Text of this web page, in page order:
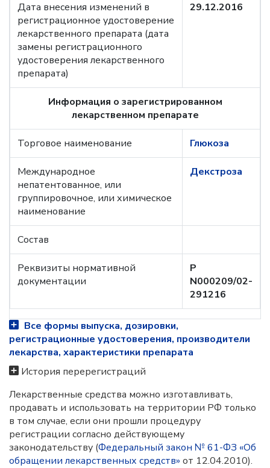
Дата внесения изменений в
регистрационное удостоверение
лекарственного препарата (дата
замены регистрационного
удостоверения лекарственного
препарата)
29.12.2016
Информация о зарегистрированном
лекарственном препарате
Торговое наименование Глюкоза
Международное
непатентованное, или
группировочное, или химическое
наименование
Декстроза
Состав
Реквизиты нормативной
документации
Р
N000209/02-
291216
Все формы выпуска, дозировки,
регистрационные удостоверения, производители
лекарства, характеристики препарата
История перерегистраций
Лекарственные средства можно изготавливать,
продавать и использовать на территории РФ только
в том случае, если они прошли процедуру
регистрации согласно действующему
законодательству (Федеральный закон № 61-ФЗ «Об
обращении лекарственных средств» от 12.04.2010).